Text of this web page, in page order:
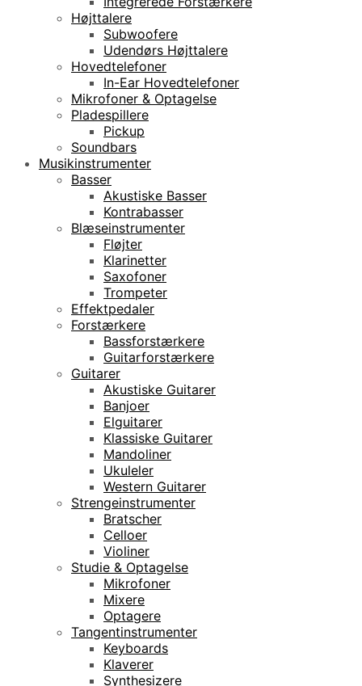
Højttalere
Subwoofere
Udendørs Højttalere
Hovedtelefoner
In-Ear Hovedtelefoner
Mikrofoner & Optagelse
Pladespillere
Pickup
Soundbars
Musikinstrumenter
Basser
Akustiske Basser
Kontrabasser
Blæseinstrumenter
Fløjter
Klarinetter
Saxofoner
Trompeter
Effektpedaler
Forstærkere
Bassforstærkere
Guitarforstærkere
Guitarer
Akustiske Guitarer
Banjoer
Elguitarer
Klassiske Guitarer
Mandoliner
Ukuleler
Western Guitarer
Strengeinstrumenter
Bratscher
Celloer
Violiner
Studie & Optagelse
Mikrofoner
Mixere
Optagere
Tangentinstrumenter
Keyboards
Klaverer
Synthesizere